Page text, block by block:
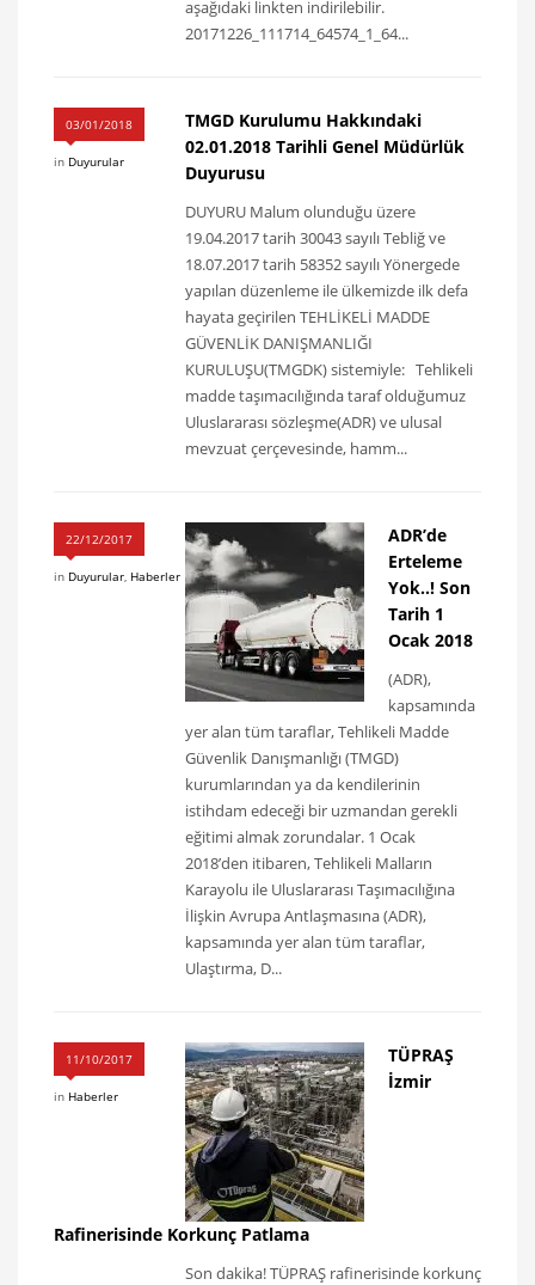
aşağıdaki linkten indirilebilir.
20171226_111714_64574_1_64...
03/01/2018
in Duyurular
TMGD Kurulumu Hakkındaki
02.01.2018 Tarihli Genel Müdürlük
Duyurusu
DUYURU Malum olunduğu üzere
19.04.2017 tarih 30043 sayılı Tebliğ ve
18.07.2017 tarih 58352 sayılı Yönergede
yapılan düzenleme ile ülkemizde ilk defa
hayata geçirilen TEHLİKELİ MADDE
GÜVENLİK DANIŞMANLIĞI
KURULUŞU(TMGDK) sistemiyle: Tehlikeli
madde taşımacılığında taraf olduğumuz
Uluslararası sözleşme(ADR) ve ulusal
mevzuat çerçevesinde, hamm...
22/12/2017
in Duyurular, Haberler
ADR’de
Erteleme
Yok..! Son
Tarih 1
Ocak 2018
(ADR),
kapsamında
yer alan tüm taraflar, Tehlikeli Madde
Güvenlik Danışmanlığı (TMGD)
kurumlarından ya da kendilerinin
istihdam edeceği bir uzmandan gerekli
eğitimi almak zorundalar. 1 Ocak
2018’den itibaren, Tehlikeli Malların
Karayolu ile Uluslararası Taşımacılığına
İlişkin Avrupa Antlaşmasına (ADR),
kapsamında yer alan tüm taraflar,
Ulaştırma, D...
11/10/2017
in Haberler
TÜPRAŞ
İzmir
Rafinerisinde Korkunç Patlama
Son dakika! TÜPRAŞ rafinerisinde korkunç